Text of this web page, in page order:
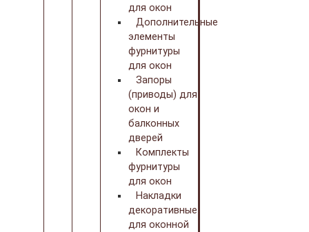
для окон
Дополнительные
элементы
фурнитуры
для окон
Запоры
(приводы) для
окон и
балконных
дверей
Комплекты
фурнитуры
для окон
Накладки
декоративные
для оконной